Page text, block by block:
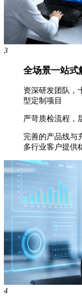
3
全场景一站式
资深研发团队，
型定制项目
严苛质检流程，
完善的产品线与
多行业客户提供
4